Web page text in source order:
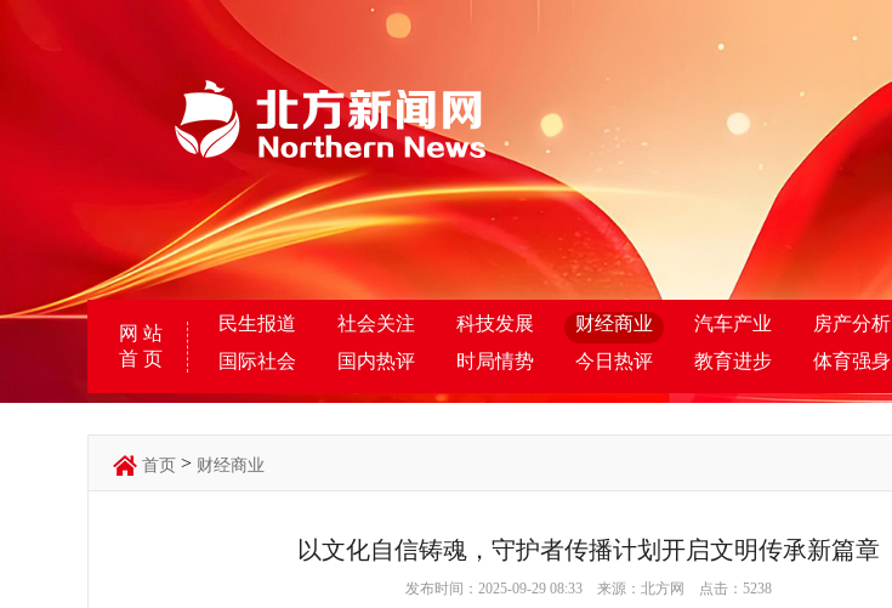
网 站
首 页
民生报道 社会关注 科技发展 财经商业 汽车产业 房产分析
国际社会
国内热评 时局情势 今日热评 教育进步 体育强身
首页 > 财经商业
以文化自信铸魂，守护者传播计划开启文明传承新篇章
发布时间：2025-09-29 08:33 来源：北方网 点击： 5238